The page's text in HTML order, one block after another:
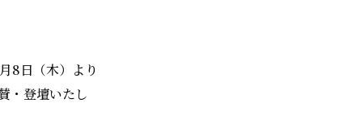
8日（木）より
・登壇いたし